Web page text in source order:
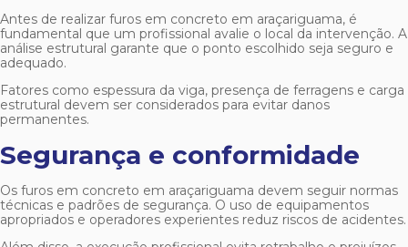
Antes de realizar furos em concreto em araçariguama, é
fundamental que um profissional avalie o local da intervenção. A
análise estrutural garante que o ponto escolhido seja seguro e
adequado.
Fatores como espessura da viga, presença de ferragens e carga
estrutural devem ser considerados para evitar danos
permanentes.
Segurança e conformidade
Os furos em concreto em araçariguama devem seguir normas
técnicas e padrões de segurança. O uso de equipamentos
apropriados e operadores experientes reduz riscos de acidentes.